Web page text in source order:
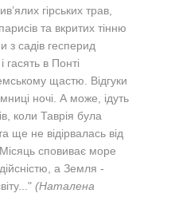
гірських трав,
та вкритих тінню
садів гесперид
в Понті
щастю. Відгуки
ночі. А може, ідуть
коли Таврія була
ще не відірвалась від
сповиває море
а Земля -
(Наталена